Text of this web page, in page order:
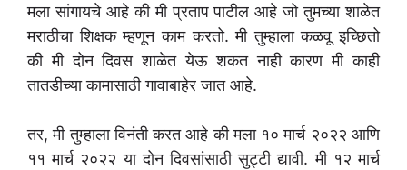
मला सांगायचे आहे की मी प्रताप पाटील आहे जो तुमच्या शाळेत
मराठीचा शिक्षक म्हणून काम करतो. मी तुम्हाला कळवू इच्छितो
की मी दोन दिवस शाळेत येऊ शकत नाही कारण मी काही
तातडीच्या कामासाठी गावाबाहेर जात आहे.
तर, मी तुम्हाला विनंती करत आहे की मला १० मार्च २०२२ आणि
११ मार्च २०२२ या दोन दिवसांसाठी सुट्टी द्यावी. मी १२ मार्च